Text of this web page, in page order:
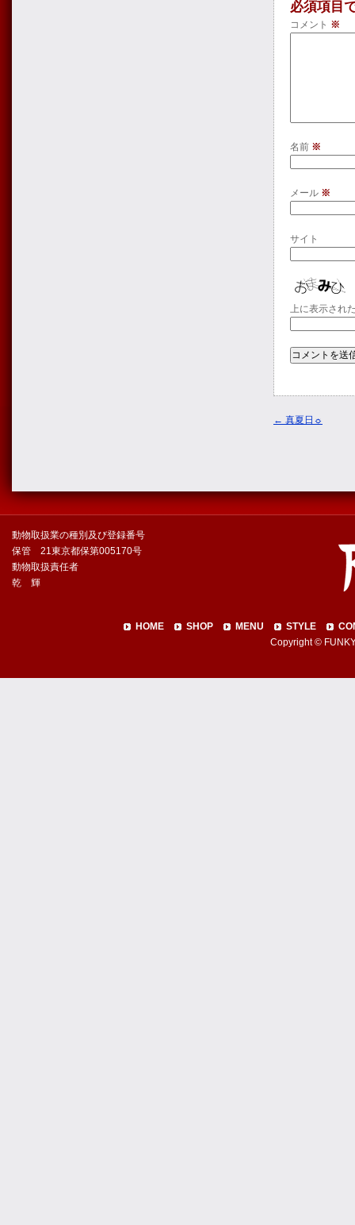
必須項目
コメント ※
名前 ※
メール ※
サイト
上に表示され
← 真夏日☼
動物取扱業の種別及び登録番号
保管 21東京都保第005170号
動物取扱責任者
乾 輝
HOME SHOP MENU STYLE
Copyright ©